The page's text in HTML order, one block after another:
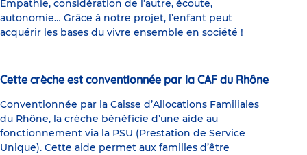
Empathie, considération de l’autre, écoute,
autonomie… Grâce à notre projet, l’enfant peut
acquérir les bases du vivre ensemble en société !
Cette crèche est conventionnée par la CAF du Rhône
Conventionnée par la Caisse d’Allocations Familiales
du Rhône, la crèche bénéficie d’une aide au
fonctionnement via la PSU (Prestation de Service
Unique). Cette aide permet aux familles d’être